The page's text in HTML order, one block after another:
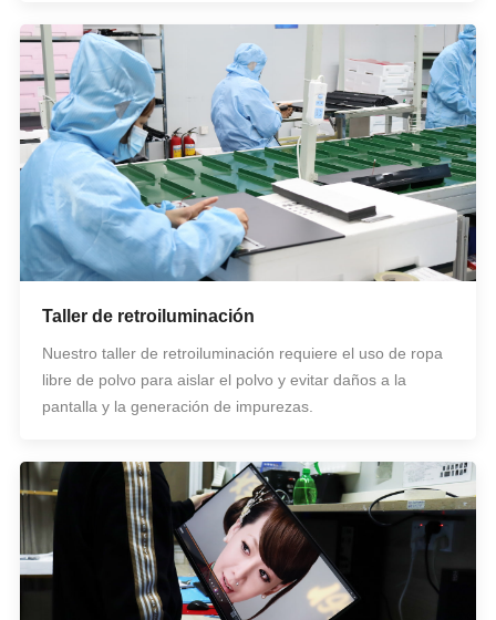
Taller de retroiluminación
Nuestro taller de retroiluminación requiere el uso de ropa
libre de polvo para aislar el polvo y evitar daños a la
pantalla y la generación de impurezas.